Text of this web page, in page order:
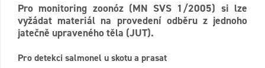
Pro monitoring zoonóz (MN SVS 1/2005) si lze
vyžádat materiál na provedení odběru z jednoho
jatečně upraveného těla (JUT).
Pro detekci salmonel u skotu a prasat